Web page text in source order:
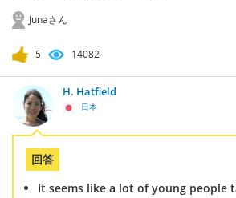
Junaさん
5 14082
H. Hatfield
日本
回答
It seems like a lot of young people